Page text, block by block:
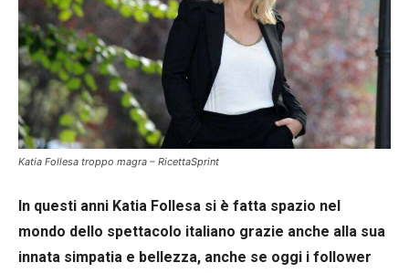
Katia Follesa troppo magra – RicettaSprint
In questi anni Katia Follesa si è fatta spazio nel
mondo dello spettacolo italiano grazie anche alla sua
innata simpatia e bellezza, anche se oggi i follower